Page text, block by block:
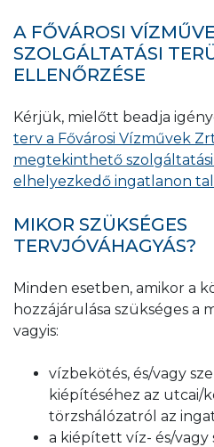
A FŐVÁROSI
SZOLGÁLTATÁSI
ELLENŐRZÉSE
Kérjük, mielőtt beadja
terv a Fővárosi Vízművek
megtekinthető
elhelyezkedő ingatlanon
MIKOR SZÜKSÉGES
TERVJÓVÁHAGYÁS?
Minden esetben, amikor a
hozzájárulása szükséges a
vagyis:
vízbekötés, és/vagy
kiépítéséhez az utcai/
törzshálózatról az
a kiépített víz- és/vagy